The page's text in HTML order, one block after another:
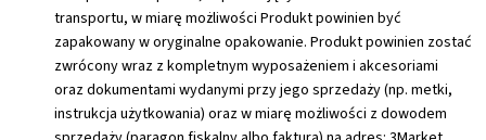
transportu, w miarę możliwości Produkt powinien być
zapakowany w oryginalne opakowanie. Produkt powinien zostać
zwrócony wraz z kompletnym wyposażeniem i akcesoriami
oraz dokumentami wydanymi przy jego sprzedaży (np. metki,
instrukcja użytkowania) oraz w miarę możliwości z dowodem